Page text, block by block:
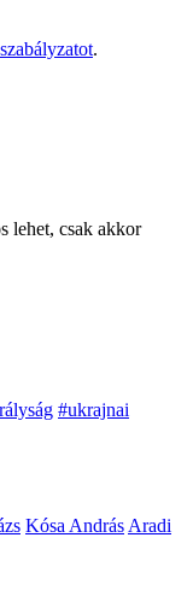
.
lehet, csak akkor
#ukrajnai
Kósa András Aradi